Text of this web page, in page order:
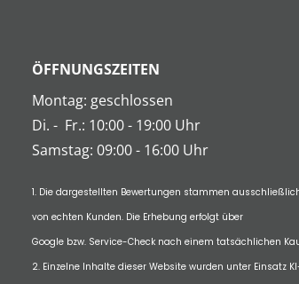
ÖFFNUNGSZEITEN
Montag: geschlossen
Di. - Fr.: 10:00 - 19:00 Uhr
Samstag: 09:00 - 16:00 Uhr
1. Die dargestellten Bewertungen stammen
von echten Kunden. Die Erhebung erfolgt über
Google bzw. Service-Check nach einem tatsächlichen
2. Einzelne Inhalte dieser Website wurden unter Einsatz